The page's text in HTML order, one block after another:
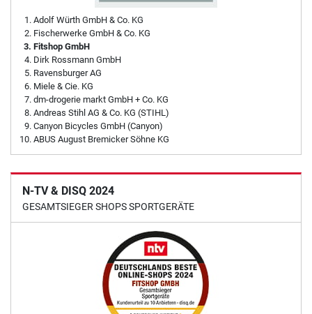
Adolf Würth GmbH & Co. KG
Fischerwerke GmbH & Co. KG
Fitshop GmbH
Dirk Rossmann GmbH
Ravensburger AG
Miele & Cie. KG
dm-drogerie markt GmbH + Co. KG
Andreas Stihl AG & Co. KG (STIHL)
Canyon Bicycles GmbH (Canyon)
ABUS August Bremicker Söhne KG
N-TV & DISQ 2024
GESAMTSIEGER SHOPS SPORTGERÄTE